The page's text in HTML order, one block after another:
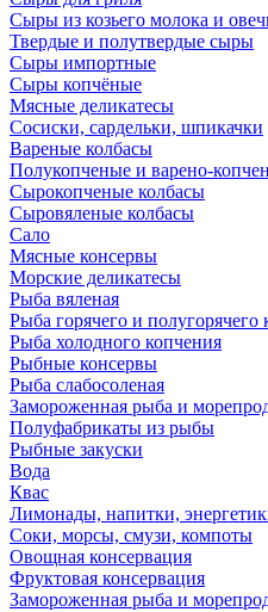
Сыры из козьего молока и
Твердые и полутвердые сыры
Сыры импортные
Сыры копчёные
Мясные деликатесы
Сосиски, сардельки, шпикачки
Вареные колбасы
Полукопченые и варено-
Сырокопченые колбасы
Сыровяленые колбасы
Сало
Мясные консервы
Морские деликатесы
Рыба вяленая
Рыба горячего и полугорячего
Рыба холодного копчения
Рыбные консервы
Рыба слабосоленая
Замороженная рыба и
Полуфабрикаты из рыбы
Рыбные закуски
Вода
Квас
Лимонады, напитки,
Соки, морсы, смузи, компоты
Овощная консервация
Фруктовая консервация
Замороженная рыба и